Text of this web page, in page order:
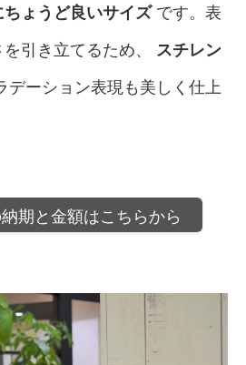
ょうど良いサイズです。表
引き立てるため、 スチレン
デーション表現も美しく仕上
期と金額はこちらから